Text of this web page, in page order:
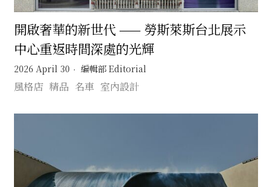
開啟奢華的新世代 —— 勞斯萊斯台北展示
中心重返時間深處的光輝
2026 April 30 編輯部 Editorial
風格店 精品 名車 室內設計